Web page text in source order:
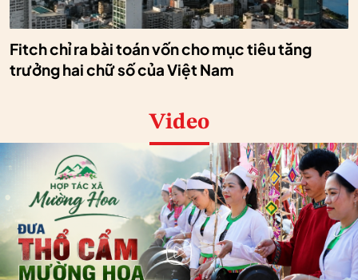
Fitch chỉ ra bài toán vốn cho mục tiêu tăng
trưởng hai chữ số của Việt Nam
Video